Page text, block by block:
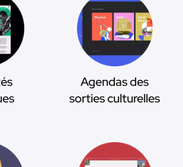
Agendas des
sorties culturelles